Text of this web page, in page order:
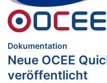
Dokumentation
Neue OCEE
veröffentlicht